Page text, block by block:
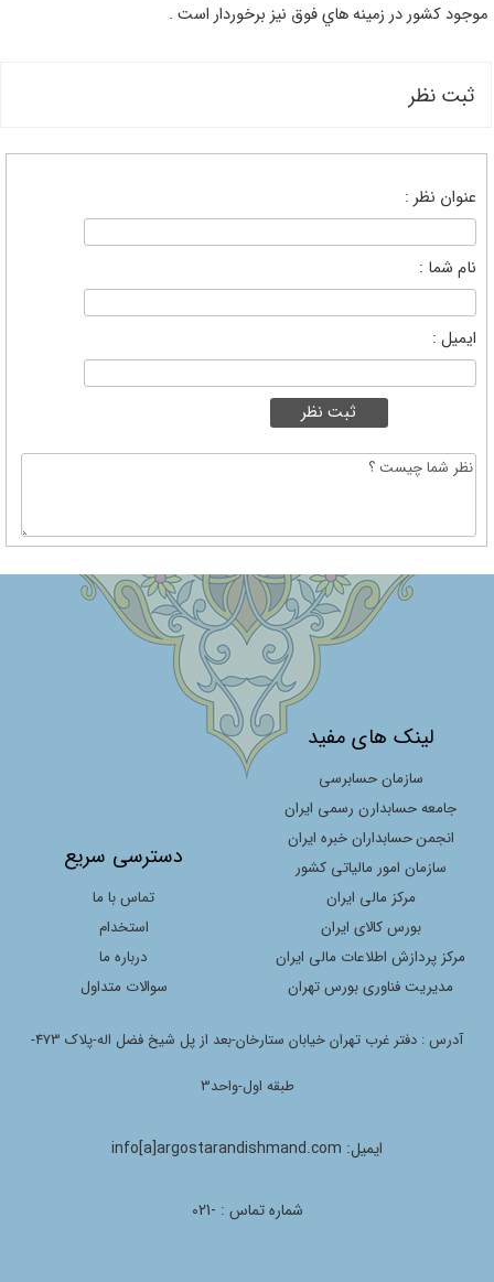
کشور در زمینه هاي فوق نيز برخوردار است .
ثبت نظر
عنوان نظر :
نام شما :
ایمیل :
لینک های مفید
سازمان حسابرسی
جامعه حسابدارن رسمی ایران
انجمن حسابداران خبره ایران
سازمان امور مالیاتی کشور
مرکز مالی ایران
بورس کالای ایران
مرکز پردازش اطلاعات مالی ایران
مدیریت فناوری بورس تهران
دسترسی سریع
تماس با ما
استخدام
درباره ما
سوالات متداول
آدرس : دفتر غرب تهران خیابان ستارخان-بعد از پل شیخ فضل اله-پلاک 473-
طبقه اول-واحد3
ایمیل: info[a]argostarandishmand.com
شماره تماس : -021